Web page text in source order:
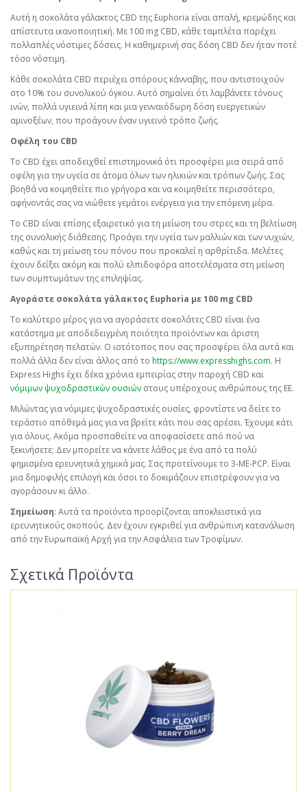
Αυτή η σοκολάτα γάλακτος CBD της Euphoria είναι απαλή, κρεμώδης και
απίστευτα ικανοποιητική. Με 100 mg CBD, κάθε ταμπλέτα παρέχει
πολλαπλές νόστιμες δόσεις. Η καθημερινή σας δόση CBD δεν ήταν ποτέ
τόσο νόστιμη.
Κάθε σοκολάτα CBD περιέχει σπόρους κάνναβης, που αντιστοιχούν
στο 10% του συνολικού όγκου. Αυτό σημαίνει ότι λαμβάνετε τόνους
ινών, πολλά υγιεινά λίπη και μια γενναιόδωρη δόση ευεργετικών
αμινοξέων, που προάγουν έναν υγιεινό τρόπο ζωής.
Οφέλη του CBD
Το CBD έχει αποδειχθεί επιστημονικά ότι προσφέρει μια σειρά από
οφέλη για την υγεία σε άτομα όλων των ηλικιών και τρόπων ζωής. Σας
βοηθά να κοιμηθείτε πιο γρήγορα και να κοιμηθείτε περισσότερο,
αφήνοντάς σας να νιώθετε γεμάτοι ενέργεια για την επόμενη μέρα.
Το CBD είναι επίσης εξαιρετικό για τη μείωση του στρες και τη βελτίωση
της συνολικής διάθεσης. Προάγει την υγεία των μαλλιών και των νυχιών,
καθώς και τη μείωση του πόνου που προκαλεί η αρθρίτιδα. Μελέτες
έχουν δείξει ακόμη και πολύ ελπιδοφόρα αποτελέσματα στη μείωση
των συμπτωμάτων της επιληψίας.
Αγοράστε σοκολάτα γάλακτος Euphoria με 100 mg CBD
Το καλύτερο μέρος για να αγοράσετε σοκολάτες CBD είναι ένα
κατάστημα με αποδεδειγμένη ποιότητα προϊόντων και άριστη
εξυπηρέτηση πελατών. Ο ιστότοπος που σας προσφέρει όλα αυτά και
πολλά άλλα δεν είναι άλλος από το https://www.expresshighs.com. Η
Express Highs έχει δέκα χρόνια εμπειρίας στην παροχή CBD και
νόμιμων ψυχοδραστικών ουσιών στους υπέροχους ανθρώπους της ΕΕ.
Μιλώντας για νόμιμες ψυχοδραστικές ουσίες, φροντίστε να δείτε το
τεράστιο απόθεμά μας για να βρείτε κάτι που σας αρέσει. Έχουμε κάτι
για όλους. Ακόμα προσπαθείτε να αποφασίσετε από πού να
ξεκινήσετε; Δεν μπορείτε να κάνετε λάθος με ένα από τα πολύ
φημισμένα ερευνητικά χημικά μας. Σας προτείνουμε το 3-ME-PCP. Είναι
μια δημοφιλής επιλογή και όσοι το δοκιμάζουν επιστρέφουν για να
αγοράσουν κι άλλο.
Σημείωση: Αυτά τα προϊόντα προορίζονται αποκλειστικά για
ερευνητικούς σκοπούς. Δεν έχουν εγκριθεί για ανθρώπινη κατανάλωση
από την Ευρωπαϊκή Αρχή για την Ασφάλεια των Τροφίμων.
Σχετικά Προϊόντα